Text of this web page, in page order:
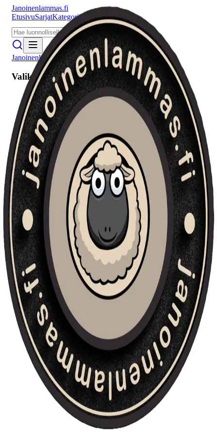
Janoinenlammas.fi
EtusivuSarjatKategoriat PuhujatMeistä
Janoinenlammas.fi
Valikko
Etusivu
Sarjat
Kategoriat
Puhujat
Haku
Tietosuojaseloste
Seuraa meitä
Facebook Instagram
YouTube
© 2026 Janoinenlammas.fi. Kaikki oikeudet pidätetään.